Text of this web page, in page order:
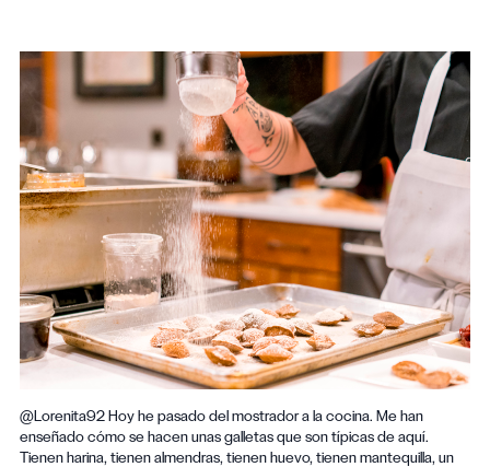
@Lorenita92 Hoy he pasado del mostrador a la cocina. Me han
enseñado cómo se hacen unas galletas que son típicas de aquí.
Tienen harina, tienen almendras, tienen huevo, tienen mantequilla, un